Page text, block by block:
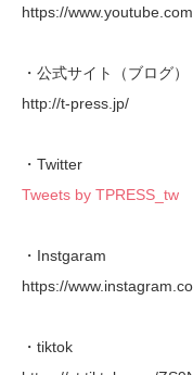
https://
・公式サイト（ブログ）
http://t-press.jp/
・Twitter
Tweets by TPRESS_tw
・Instgaram
https://
・tiktok